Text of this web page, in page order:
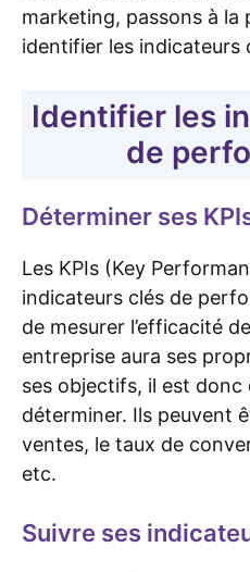
marketing, passons à la
identifier les indicateurs
Identifier les
de
Déterminer ses
Les KPIs (Key
indicateurs clés de
de mesurer l’efficacité
entreprise aura ses
ses objectifs, il est donc
déterminer. Ils peuvent
ventes, le taux de
etc.
Suivre ses